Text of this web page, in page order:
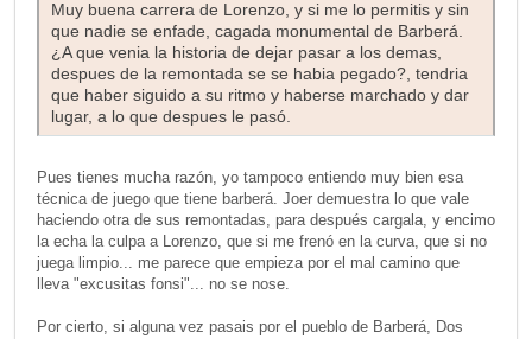
Muy buena carrera de Lorenzo, y si me lo permitis y sin
que nadie se enfade, cagada monumental de Barberá.
¿A que venia la historia de dejar pasar a los demas,
despues de la remontada se se habia pegado?, tendria
que haber siguido a su ritmo y haberse marchado y dar
lugar, a lo que despues le pasó.
Pues tienes mucha razón, yo tampoco entiendo muy bien esa
técnica de juego que tiene barberá. Joer demuestra lo que vale
haciendo otra de sus remontadas, para después cargala, y encimo
la echa la culpa a Lorenzo, que si me frenó en la curva, que si no
juega limpio... me parece que empieza por el mal camino que
lleva "excusitas fonsi"... no se nose.
Por cierto, si alguna vez pasais por el pueblo de Barberá, Dos